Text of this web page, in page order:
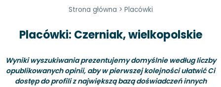
Strona główna > Placówki
Placówki: Czerniak, wielkopolskie
Wyniki wyszukiwania prezentujemy domyślnie według liczby
opublikowanych opinii, aby w pierwszej kolejności ułatwić Ci
dostęp do profili z największą bazą doświadczeń innych